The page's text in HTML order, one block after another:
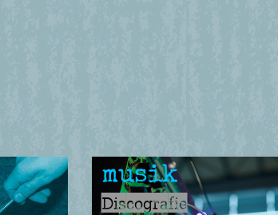
musik
Discografie